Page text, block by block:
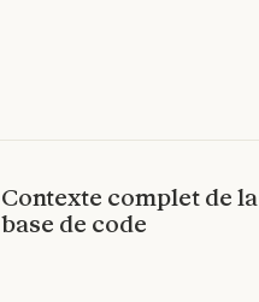
Contexte complet de la
base de code